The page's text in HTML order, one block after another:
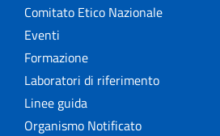
Comitato Etico Nazionale
Eventi
Formazione
Laboratori di riferimento
Linee guida
Organismo Notificato